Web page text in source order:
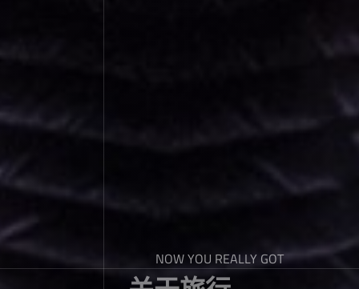
NOW YOU REALLY GOT